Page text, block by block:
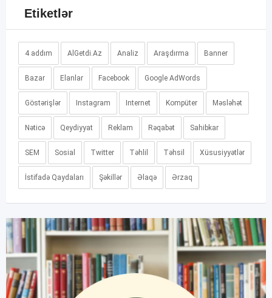
Etiketlər
4 addım AlGetdi.Az Analiz Araşdırma Banner
Bazar Elanlar Facebook Google AdWords
Göstərişlər Instagram Internet Kompüter Məsləhət
Nəticə Qeydiyyat Reklam Rəqabət Sahibkar
SEM Sosial Twitter Təhlil Təhsil Xüsusiyyətlər
İstifadə Qaydaları Şəkillər Əlaqə Ərzaq